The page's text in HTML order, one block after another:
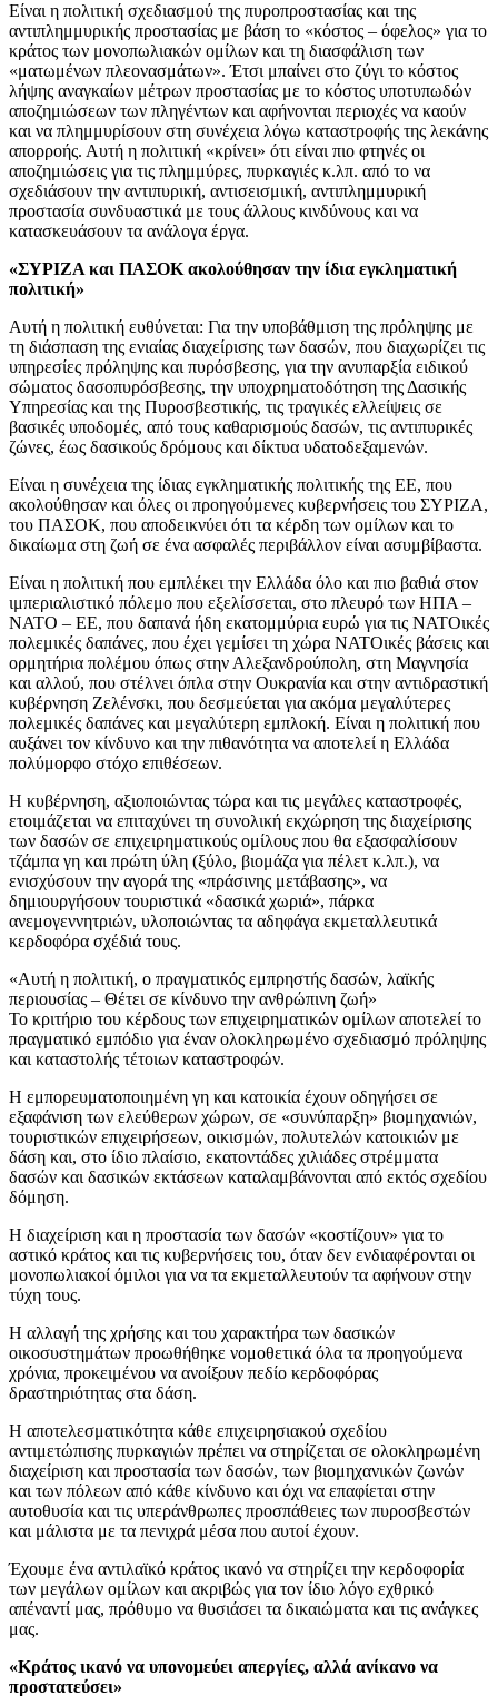
Είναι η πολιτική σχεδιασμού της πυροπροστασίας και της
αντιπλημμυρικής προστασίας με βάση το «κόστος – όφελος» για το
κράτος των μονοπωλιακών ομίλων και τη διασφάλιση των
«ματωμένων πλεονασμάτων». Έτσι μπαίνει στο ζύγι το κόστος
λήψης αναγκαίων μέτρων προστασίας με το κόστος υποτυπωδών
αποζημιώσεων των πληγέντων και αφήνονται περιοχές να καούν
και να πλημμυρίσουν στη συνέχεια λόγω καταστροφής της λεκάνης
απορροής. Αυτή η πολιτική «κρίνει» ότι είναι πιο φτηνές οι
αποζημιώσεις για τις πλημμύρες, πυρκαγιές κ.λπ. από το να
σχεδιάσουν την αντιπυρική, αντισεισμική, αντιπλημμυρική
προστασία συνδυαστικά με τους άλλους κινδύνους και να
κατασκευάσουν τα ανάλογα έργα.
«ΣΥΡΙΖΑ και ΠΑΣΟΚ ακολούθησαν την ίδια εγκληματική
πολιτική»
Αυτή η πολιτική ευθύνεται: Για την υποβάθμιση της πρόληψης με
τη διάσπαση της ενιαίας διαχείρισης των δασών, που διαχωρίζει τις
υπηρεσίες πρόληψης και πυρόσβεσης, για την ανυπαρξία ειδικού
σώματος δασοπυρόσβεσης, την υποχρηματοδότηση της Δασικής
Υπηρεσίας και της Πυροσβεστικής, τις τραγικές ελλείψεις σε
βασικές υποδομές, από τους καθαρισμούς δασών, τις αντιπυρικές
ζώνες, έως δασικούς δρόμους και δίκτυα υδατοδεξαμενών.
Είναι η συνέχεια της ίδιας εγκληματικής πολιτικής της ΕΕ, που
ακολούθησαν και όλες οι προηγούμενες κυβερνήσεις του ΣΥΡΙΖΑ,
του ΠΑΣΟΚ, που αποδεικνύει ότι τα κέρδη των ομίλων και το
δικαίωμα στη ζωή σε ένα ασφαλές περιβάλλον είναι ασυμβίβαστα.
Είναι η πολιτική που εμπλέκει την Ελλάδα όλο και πιο βαθιά στον
ιμπεριαλιστικό πόλεμο που εξελίσσεται, στο πλευρό των ΗΠΑ –
ΝΑΤΟ – ΕΕ, που δαπανά ήδη εκατομμύρια ευρώ για τις ΝΑΤΟικές
πολεμικές δαπάνες, που έχει γεμίσει τη χώρα ΝΑΤΟικές βάσεις και
ορμητήρια πολέμου όπως στην Αλεξανδρούπολη, στη Μαγνησία
και αλλού, που στέλνει όπλα στην Ουκρανία και στην αντιδραστική
κυβέρνηση Ζελένσκι, που δεσμεύεται για ακόμα μεγαλύτερες
πολεμικές δαπάνες και μεγαλύτερη εμπλοκή. Είναι η πολιτική που
αυξάνει τον κίνδυνο και την πιθανότητα να αποτελεί η Ελλάδα
πολύμορφο στόχο επιθέσεων.
Η κυβέρνηση, αξιοποιώντας τώρα και τις μεγάλες καταστροφές,
ετοιμάζεται να επιταχύνει τη συνολική εκχώρηση της διαχείρισης
των δασών σε επιχειρηματικούς ομίλους που θα εξασφαλίσουν
τζάμπα γη και πρώτη ύλη (ξύλο, βιομάζα για πέλετ κ.λπ.), να
ενισχύσουν την αγορά της «πράσινης μετάβασης», να
δημιουργήσουν τουριστικά «δασικά χωριά», πάρκα
ανεμογεννητριών, υλοποιώντας τα αδηφάγα εκμεταλλευτικά
κερδοφόρα σχέδιά τους.
«Αυτή η πολιτική, ο πραγματικός εμπρηστής δασών, λαϊκής
περιουσίας – Θέτει σε κίνδυνο την ανθρώπινη ζωή»
Το κριτήριο του κέρδους των επιχειρηματικών ομίλων αποτελεί το
πραγματικό εμπόδιο για έναν ολοκληρωμένο σχεδιασμό πρόληψης
και καταστολής τέτοιων καταστροφών.
Η εμπορευματοποιημένη γη και κατοικία έχουν οδηγήσει σε
εξαφάνιση των ελεύθερων χώρων, σε «συνύπαρξη» βιομηχανιών,
τουριστικών επιχειρήσεων, οικισμών, πολυτελών κατοικιών με
δάση και, στο ίδιο πλαίσιο, εκατοντάδες χιλιάδες στρέμματα
δασών και δασικών εκτάσεων καταλαμβάνονται από εκτός σχεδίου
δόμηση.
Η διαχείριση και η προστασία των δασών «κοστίζουν» για το
αστικό κράτος και τις κυβερνήσεις του, όταν δεν ενδιαφέρονται οι
μονοπωλιακοί όμιλοι για να τα εκμεταλλευτούν τα αφήνουν στην
τύχη τους.
Η αλλαγή της χρήσης και του χαρακτήρα των δασικών
οικοσυστημάτων προωθήθηκε νομοθετικά όλα τα προηγούμενα
χρόνια, προκειμένου να ανοίξουν πεδίο κερδοφόρας
δραστηριότητας στα δάση.
Η αποτελεσματικότητα κάθε επιχειρησιακού σχεδίου
αντιμετώπισης πυρκαγιών πρέπει να στηρίζεται σε ολοκληρωμένη
διαχείριση και προστασία των δασών, των βιομηχανικών ζωνών
και των πόλεων από κάθε κίνδυνο και όχι να επαφίεται στην
αυτοθυσία και τις υπεράνθρωπες προσπάθειες των πυροσβεστών
και μάλιστα με τα πενιχρά μέσα που αυτοί έχουν.
Έχουμε ένα αντιλαϊκό κράτος ικανό να στηρίζει την κερδοφορία
των μεγάλων ομίλων και ακριβώς για τον ίδιο λόγο εχθρικό
απέναντί μας, πρόθυμο να θυσιάσει τα δικαιώματα και τις ανάγκες
μας.
«Κράτος ικανό να υπονομεύει απεργίες, αλλά ανίκανο να
προστατεύσει»